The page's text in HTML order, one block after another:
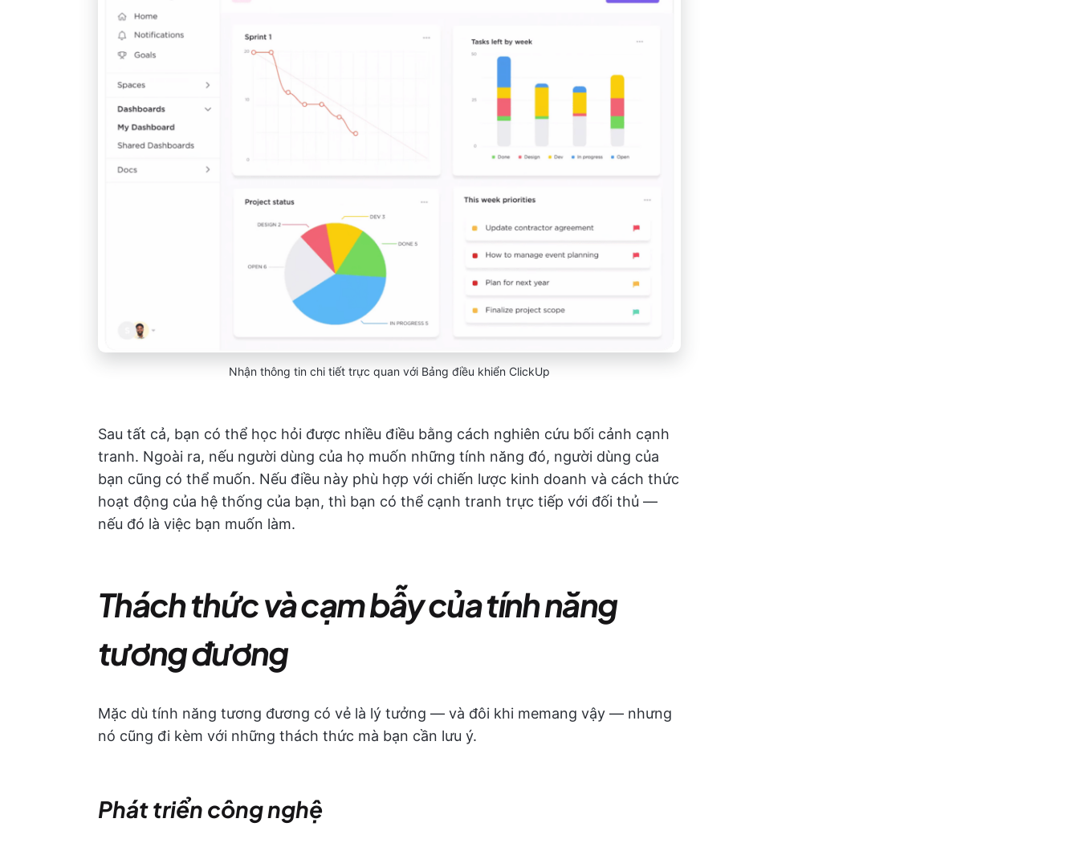
Nhận thông tin chi tiết trực quan với Bảng điều khiển ClickUp
Sau tất cả, bạn có thể học hỏi được nhiều điều bằng cách nghiên cứu bối cảnh cạnh
tranh. Ngoài ra, nếu người dùng của họ muốn những tính năng đó, người dùng của
bạn cũng có thể muốn. Nếu điều này phù hợp với chiến lược kinh doanh và cách thức
hoạt động của hệ thống của bạn, thì bạn có thể cạnh tranh trực tiếp với đối thủ —
nếu đó là việc bạn muốn làm.
Thách thức và cạm bẫy của tính năng
tương đương
Mặc dù tính năng tương đương có vẻ là lý tưởng — và đôi khi memang vậy — nhưng
nó cũng đi kèm với những thách thức mà bạn cần lưu ý.
Phát triển công nghệ